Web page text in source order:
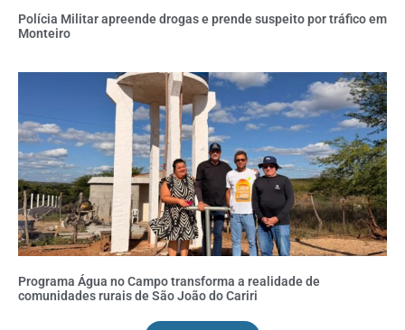
Polícia Militar apreende drogas e prende suspeito por tráfico em
Monteiro
Programa Água no Campo transforma a realidade de
comunidades rurais de São João do Cariri